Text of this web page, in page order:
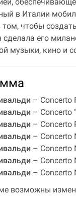
в Италии
том, чтобы
сделала его
музыки, кино и
– Concerto
– Concerto
– Concerto
– Concerto
– Concerto
– Concerto
– Concerto
возможны